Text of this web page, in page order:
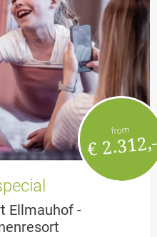
from
€
Ellmauhof -